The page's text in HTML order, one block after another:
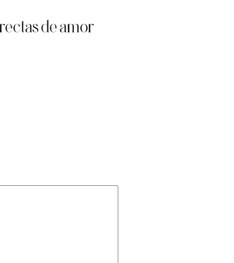
de amor